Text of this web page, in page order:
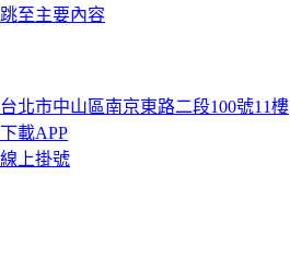
跳至主要內容
台北市中山區南京東路二段100號11樓
下載APP
線上掛號